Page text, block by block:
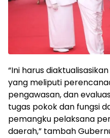
“Ini harus
yang meliputi
pengawasan, dan
tugas pokok dan fungsi
pemangku pelaksana
daerah,” tambah